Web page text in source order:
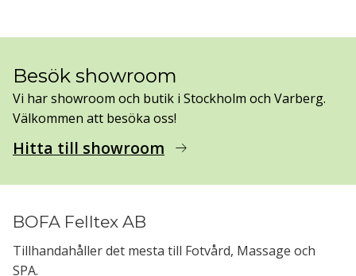
Besök showroom
Vi har showroom och butik i Stockholm och Varberg.
Välkommen att besöka oss!
Hitta till showroom arrow_right_alt
BOFA Felltex AB
Tillhandahåller det mesta till Fotvård, Massage och
SPA.